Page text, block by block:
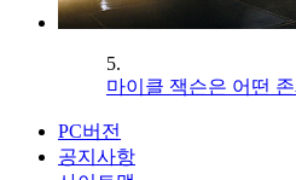
5.
마이클 잭슨은 어떤
PC버전
공지사항